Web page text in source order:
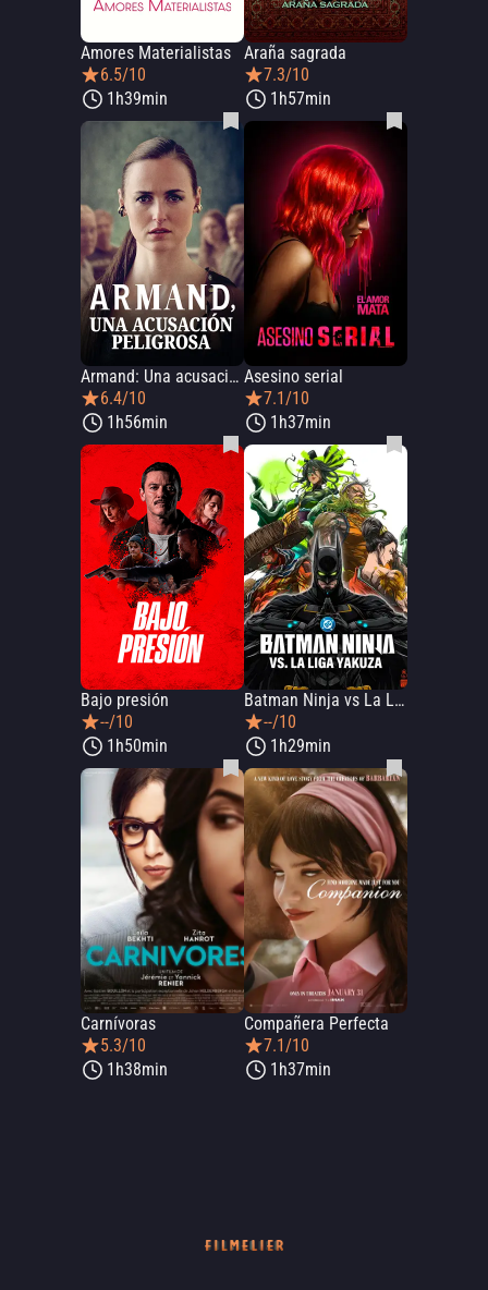
Amores Materialistas
6.5/10
1h39min
Araña sagrada
7.3/10
1h57min
Armand: Una acusación peligrosa
6.4/10
1h56min
Asesino serial
7.1/10
1h37min
Bajo presión
--/10
1h50min
Batman Ninja vs La Liga Yakuza
--/10
1h29min
Carnívoras
5.3/10
1h38min
Compañera Perfecta
7.1/10
1h37min